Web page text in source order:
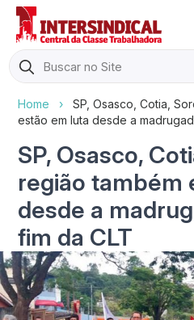
Search
for:
Home ›
SP, Osasco, Cotia,
estão em luta desde a
SP, Osasco,
região também
desde a
fim da CLT